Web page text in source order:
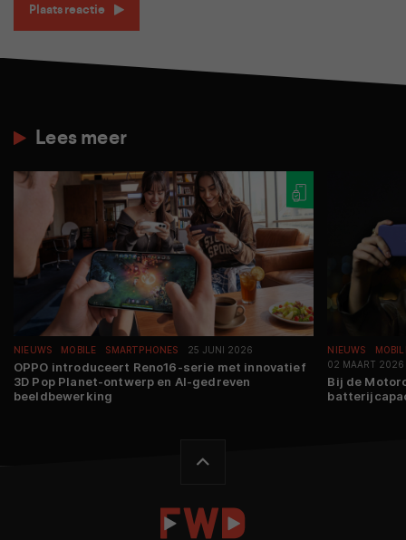
Plaats reactie
Lees meer
NIEUWS MOBILE SMARTPHONES 25 JUNI 2026
OPPO introduceert Reno16-serie met innovatief
3D Pop Planet-ontwerp en AI-gedreven
beeldbewerking
NIEUWS
02 MAART 2026
Bij de